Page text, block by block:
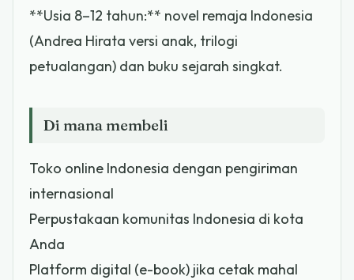
**Usia 8–12 tahun:** novel remaja Indonesia
(Andrea Hirata versi anak, trilogi
petualangan) dan buku sejarah singkat.
Di mana membeli
Toko online Indonesia dengan pengiriman
internasional
Perpustakaan komunitas Indonesia di kota
Anda
Platform digital (e-book) jika cetak mahal